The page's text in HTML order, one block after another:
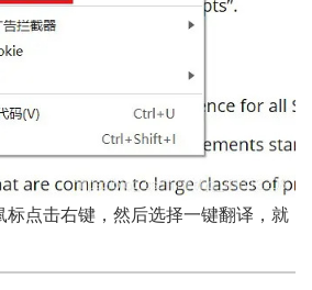
点击右键，然后选择一键翻译，就